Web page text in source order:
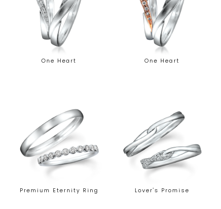
One Heart One Heart
Premium Eternity Ring Lover's Promise